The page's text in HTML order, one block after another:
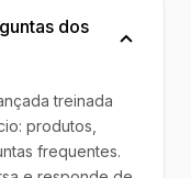
dos
treinada
produtos,
frequentes.